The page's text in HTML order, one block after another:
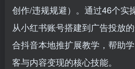
创作/违规规避）。通过46个实
从小红书账号搭建到广告投放
合抖音本地推扩展教学，帮助
客与内容变现的核心技能。